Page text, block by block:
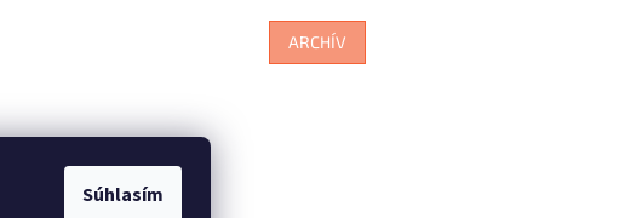
Súhlasím
ARCHÍV